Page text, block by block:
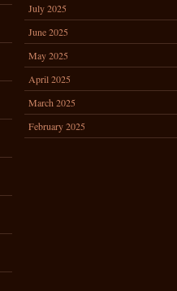
July 2025
June 2025
May 2025
April 2025
March 2025
February 2025